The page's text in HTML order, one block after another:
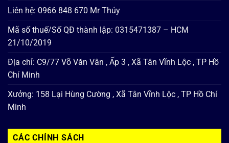
Liên hệ: 0966 848 670 Mr Thúy
Mã số thuế/Số QĐ thành lập: 0315471387 – HCM
21/10/2019
Địa chỉ: C9/77 Võ Văn Vân , Ấp 3 , Xã Tân Vĩnh Lộc , TP Hồ
Chí Minh
Xưởng: 158 Lại Hùng Cường , Xã Tân Vĩnh Lộc , TP Hồ Chí
Minh
CÁC CHÍNH SÁCH